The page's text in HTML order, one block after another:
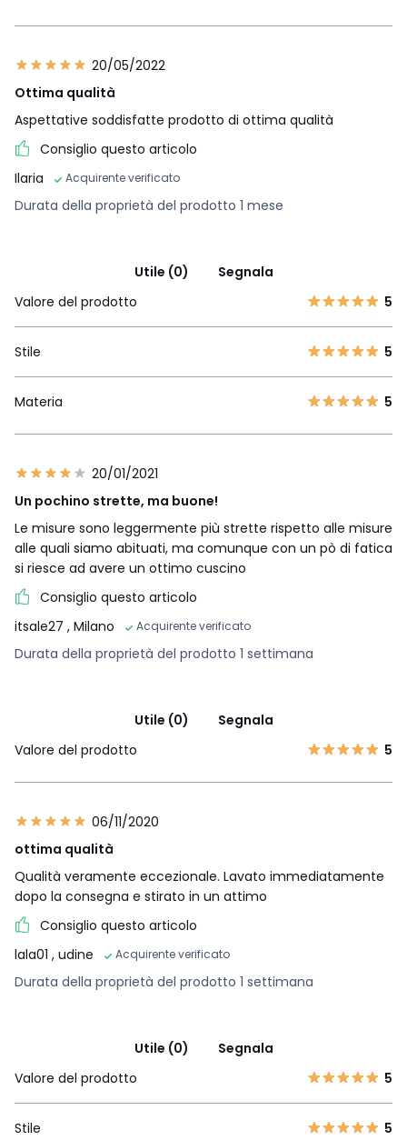
20/05/2022
Ottima qualità
Aspettative soddisfatte prodotto di ottima qualità
Consiglio questo articolo
Ilaria
Acquirente verificato
Durata della proprietà del prodotto 1 mese
Utile (0)
Segnala
Valore del prodotto
5
Stile 5
Materia 5
20/01/2021
Un pochino strette, ma buone!
Le misure sono leggermente più strette rispetto alle misure
alle quali siamo abituati, ma comunque con un pò di fatica
si riesce ad avere un ottimo cuscino
Consiglio questo articolo
itsale27 , Milano Acquirente verificato
Durata della proprietà del prodotto 1 settimana
Utile (0)
Segnala
Valore del prodotto
5
06/11/2020
ottima qualità
Qualità veramente eccezionale. Lavato immediatamente
dopo la consegna e stirato in un attimo
Consiglio questo articolo
lala01 , udine Acquirente verificato
Durata della proprietà del prodotto 1 settimana
Utile (0)
Segnala
Valore del prodotto
5
Stile 5